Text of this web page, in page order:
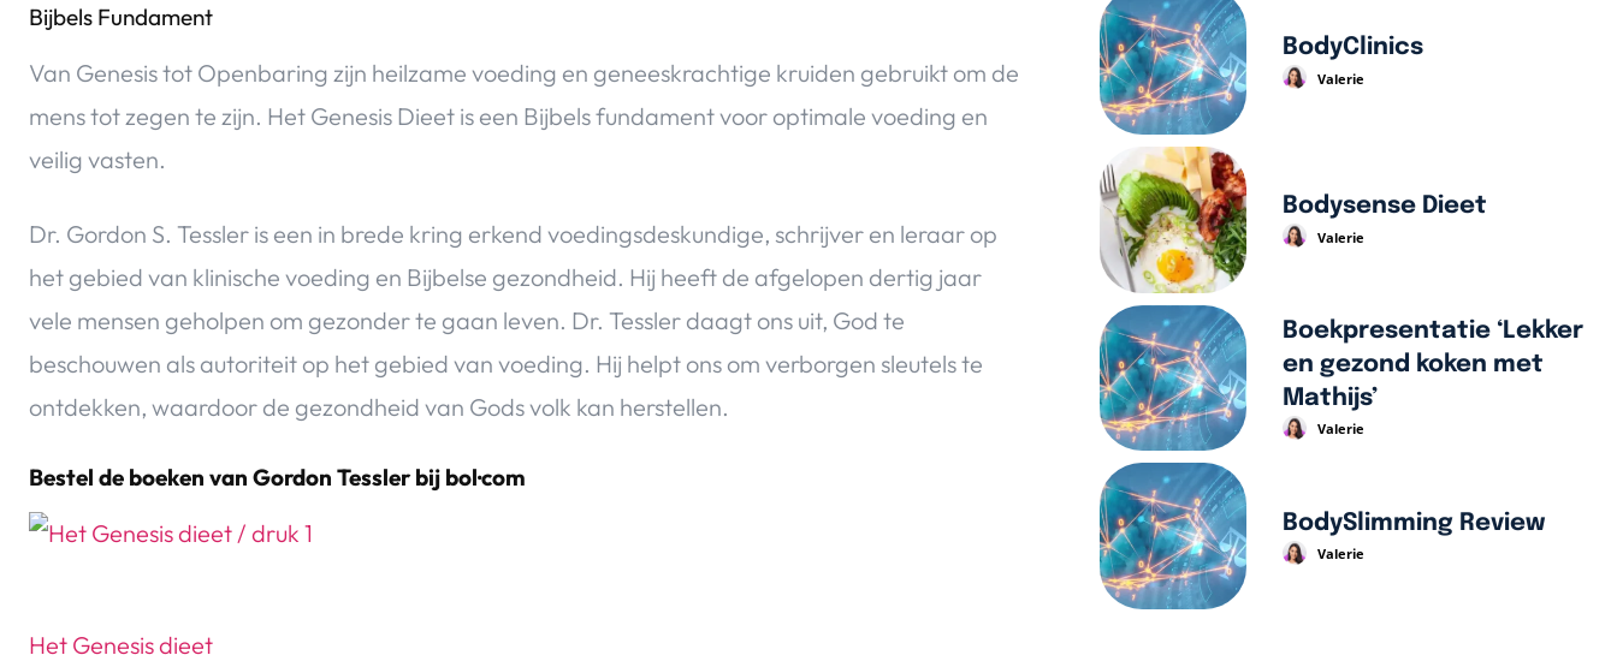
Bijbels Fundament
Van Genesis tot Openbaring zijn heilzame voeding en geneeskrachtige kruiden gebruikt om de
mens tot zegen te zijn. Het Genesis Dieet is een Bijbels fundament voor optimale voeding en
veilig vasten.
Dr. Gordon S. Tessler is een in brede kring erkend voedingsdeskundige, schrijver en leraar op
het gebied van klinische voeding en Bijbelse gezondheid. Hij heeft de afgelopen dertig jaar
vele mensen geholpen om gezonder te gaan leven. Dr. Tessler daagt ons uit, God te
beschouwen als autoriteit op het gebied van voeding. Hij helpt ons om verborgen sleutels te
ontdekken, waardoor de gezondheid van Gods volk kan herstellen.
Bestel de boeken van Gordon Tessler bij bol·com
Het Genesis dieet
BodyClinics
Valerie
Bodysense Dieet
Valerie
Boekpresentatie ‘Lekker
en gezond koken met
Mathijs’
Valerie
BodySlimming Review
Valerie